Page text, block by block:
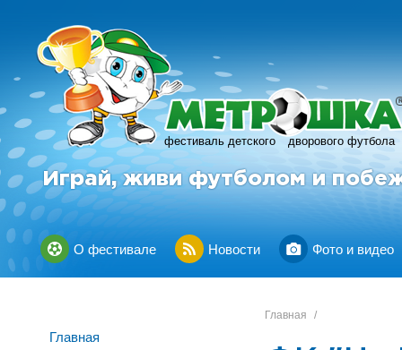
фестиваль детского дворового футбола
R
Играй, живи футболом и
О фестивале Новости Фото и видео
Главная
Главная /